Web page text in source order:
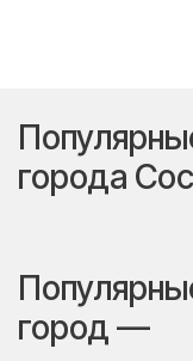
города
город —